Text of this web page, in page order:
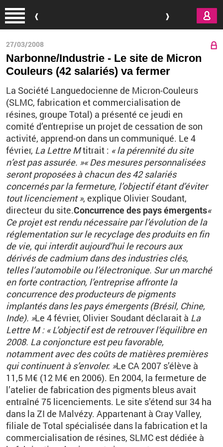
27/03/2008
Narbonne/Industrie - Le site de Micron
Couleurs (42 salariés) va fermer
La Société Languedocienne de Micron-Couleurs
(SLMC, fabrication et commercialisation de
résines, groupe Total) a présenté ce jeudi en
comité d’entreprise un projet de cessation de son
activité, apprend-on dans un communiqué. Le 4
février, La Lettre Mtitrait : « la pérennité du site
n’est pas assurée. »« Des mesures personnalisées
seront proposées à chacun des 42 salariés
concernés par la fermeture, l’objectif étant d’éviter
tout licenciement », explique Olivier Soudant,
directeur du site.Concurrence des pays émergents«
Ce projet est rendu nécessaire par l’évolution de la
réglementation sur le recyclage des produits en fin
de vie, qui interdit aujourd’hui le recours aux
dérivés de cadmium dans des industries clés,
telles l’automobile ou l’électronique. Sur un marché
en forte contraction, l’entreprise affronte la
concurrence des producteurs de pigments
implantés dans les pays émergents (Brésil, Chine,
Inde). »Le 4 février, Olivier Soudant déclarait à La
Lettre M : « L’objectif est de retrouver l’équilibre en
2008. La conjoncture est peu favorable,
notamment avec des coûts de matières premières
qui continuent à s’envoler. »Le CA 2007 s’élève à
11,5 M€ (12 M€ en 2006). En 2004, la fermeture de
l’atelier de fabrication des pigments bleus avait
entraîné 75 licenciements. Le site s’étend sur 34 ha
dans la ZI de Malvézy. Appartenant à Cray Valley,
filiale de Total spécialisée dans la fabrication et la
commercialisation de résines, SLMC est dédiée à